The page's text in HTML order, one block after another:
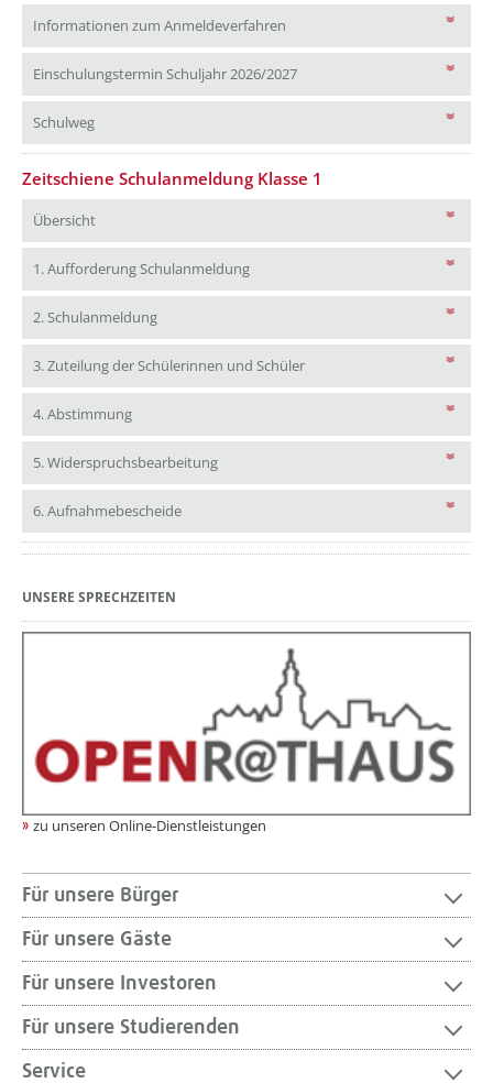
Informationen zum Anmeldeverfahren Informationen zum
Einschulungstermin Schuljahr 2026/2027Einschulungstermin Schuljahr
SchulwegSchulweg
Zeitschiene Schulanmeldung Klasse 1
ÜbersichtÜbersicht
1. Aufforderung Schulanmeldung1. Aufforderung Schulanmeldung
2. Schulanmeldung2. Schulanmeldung
3. Zuteilung der Schülerinnen und Schüler3. Zuteilung der
4. Abstimmung4. Abstimmung
5. Widerspruchsbearbeitung5. Widerspruchsbearbeitung
6. Aufnahmebescheide6. Aufnahmebescheide
UNSERE SPRECHZEITEN
zu unseren Online-Dienstleistungen
Für unsere Bürger
Für unsere Gäste
Für unsere Investoren
Für unsere Studierenden
Service